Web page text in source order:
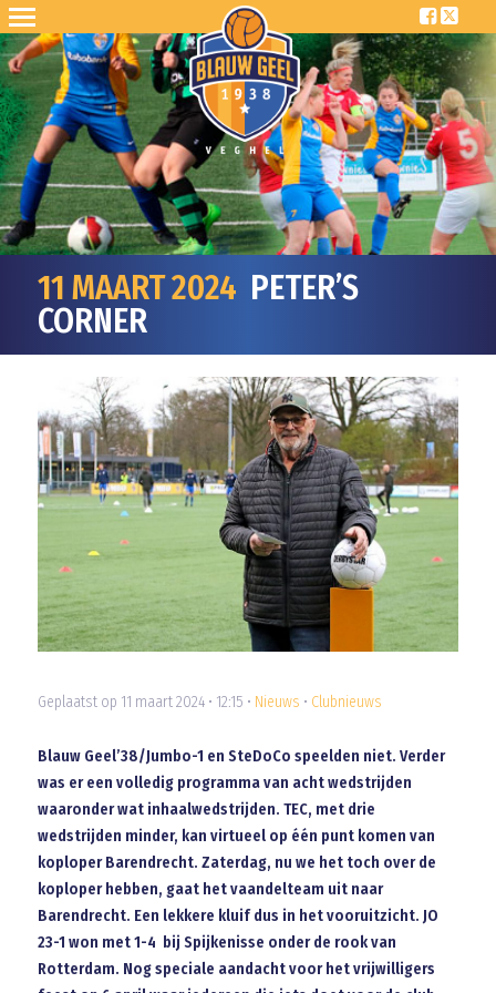
11 MAART 2024 PETER’S
CORNER
Geplaatst op 11 maart 2024 • 12:15 • Nieuws • Clubnieuws
Blauw Geel’38/Jumbo-1 en SteDoCo speelden niet. Verder
was er een volledig programma van acht wedstrijden
waaronder wat inhaalwedstrijden. TEC, met drie
wedstrijden minder, kan virtueel op één punt komen van
koploper Barendrecht. Zaterdag, nu we het toch over de
koploper hebben, gaat het vaandelteam uit naar
Barendrecht. Een lekkere kluif dus in het vooruitzicht. JO
23-1 won met 1-4 bij Spijkenisse onder de rook van
Rotterdam. Nog speciale aandacht voor het vrijwilligers